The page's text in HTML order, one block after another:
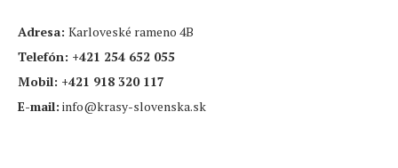
Adresa: Karloveské rameno 4B
Telefón: +421 254 652 055
Mobil: +421 918 320 117
E-mail: info@krasy-slovenska.sk